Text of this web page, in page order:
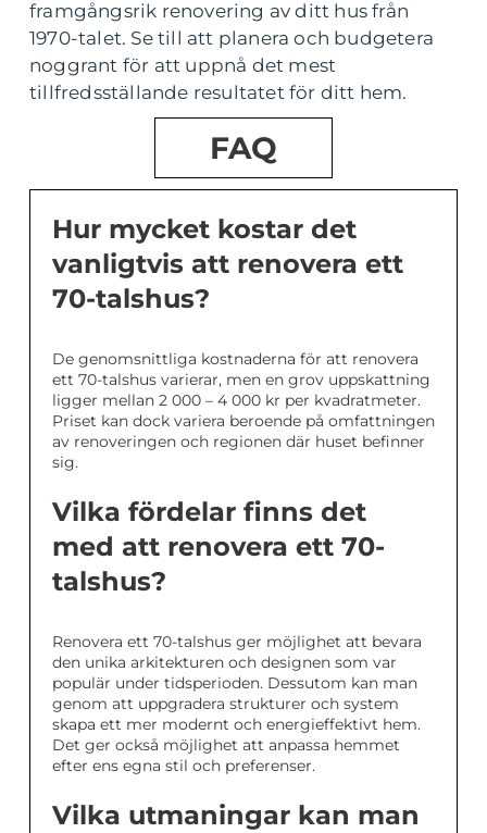
framgångsrik renovering av ditt hus från
1970-talet. Se till att planera och budgetera
noggrant för att uppnå det mest
tillfredsställande resultatet för ditt hem.
FAQ
Hur mycket kostar det
vanligtvis att renovera ett
70-talshus?
De genomsnittliga kostnaderna för att renovera
ett 70-talshus varierar, men en grov uppskattning
ligger mellan 2 000 – 4 000 kr per kvadratmeter.
Priset kan dock variera beroende på omfattningen
av renoveringen och regionen där huset befinner
sig.
Vilka fördelar finns det
med att renovera ett 70-
talshus?
Renovera ett 70-talshus ger möjlighet att bevara
den unika arkitekturen och designen som var
populär under tidsperioden. Dessutom kan man
genom att uppgradera strukturer och system
skapa ett mer modernt och energieffektivt hem.
Det ger också möjlighet att anpassa hemmet
efter ens egna stil och preferenser.
Vilka utmaningar kan man